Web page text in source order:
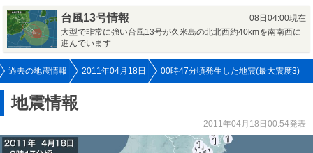
台風13号情報
08日04:00現在
大型で非常に強い台風13号が久米島の北北西約40kmを南南西に
進んでいます
過去の地震情報 2011年04月18日 00時47分頃発生した地震(最大震度3)
地震情報
2011年04月18日00:54発表